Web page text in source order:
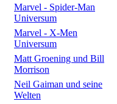
Marvel - Spider-Man
Universum
Marvel - X-Men
Universum
Matt Groening und Bill
Morrison
Neil Gaiman und seine
Welten